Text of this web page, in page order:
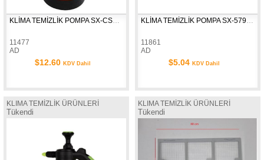
KLİMA TEMİZLİK POMPA SX-CS3F  3LT
11477
AD
$12.60 KDV Dahil
KLİMA TEMİZLİK POMPA SX-579 (PP.PET) 1.2LT
11861
AD
$5.04 KDV Dahil
KLIMA TEMİZLİK ÜRÜNLERİ
Tükendi
KLIMA TEMİZLİK ÜRÜNLERİ
Tükendi